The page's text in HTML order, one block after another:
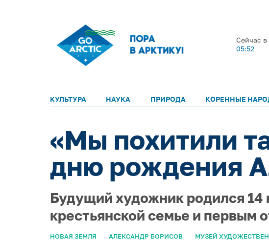
Сейчас в
05:52
КУЛЬТУРА НАУКА ПРИРОДА КОРЕННЫЕ
«Мы похитили
дню рождения
Будущий художник родился 14
крестьянской семье и первым
НОВАЯ ЗЕМЛЯ АЛЕКСАНДР БОРИСОВ МУЗЕЙ